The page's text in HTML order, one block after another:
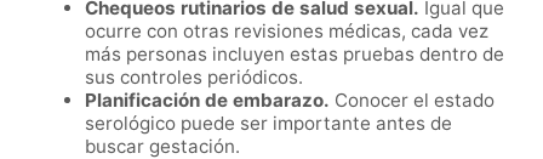
Chequeos rutinarios de salud sexual. Igual que
ocurre con otras revisiones médicas, cada vez
más personas incluyen estas pruebas dentro de
sus controles periódicos.
Planificación de embarazo. Conocer el estado
serológico puede ser importante antes de
buscar gestación.